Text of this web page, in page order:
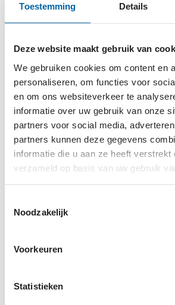
Toestemming Details
Deze website maakt gebruik van
We gebruiken cookies om content en
personaliseren, om functies voor
en om ons websiteverkeer te
informatie over uw gebruik van onze
partners voor social media,
partners kunnen deze gegevens
informatie die u aan ze heeft verstrekt
verzameld op basis van uw gebruik
Noodzakelijk
Voorkeuren
Statistieken
Stichting CHILD SURGERY - Viet
zorg is slecht bereikbaar en lang
betalen. En ouders kunnen maar
huis zijn met hun kind om allerlei
landje en kleinvee moet verzorgd
valt de basis van hun bestaan weg.
Veel kinderen komen op de
afwijking. Foutjes van Moeder
behandelbaar. Voor lichamelijke
organiseren wij operatieprojecten
deskundigheid in betrokken, en